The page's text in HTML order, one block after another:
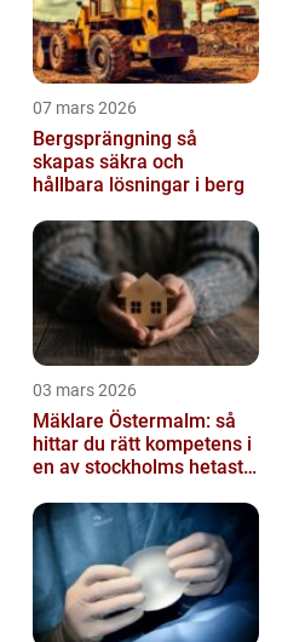
07 mars 2026
Bergsprängning så
skapas säkra och
hållbara lösningar i berg
03 mars 2026
Mäklare Östermalm: så
hittar du rätt kompetens i
en av stockholms hetaste